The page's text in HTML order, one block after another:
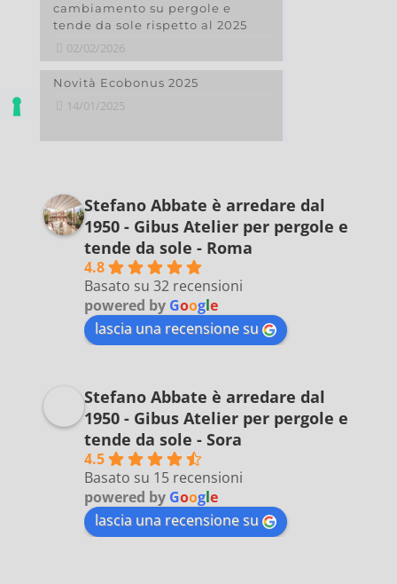
cambiamento su pergole e
tende da sole rispetto al 2025
02/02/2026
Novità Ecobonus 2025
14/01/2025
Stefano Abbate è arredare dal
1950 - Gibus Atelier per pergole e
tende da sole - Roma
4.8
Basato su 32 recensioni
powered by Google
lascia una recensione su
Stefano Abbate è arredare dal
1950 - Gibus Atelier per pergole e
tende da sole - Sora
4.5
Basato su 15 recensioni
powered by Google
lascia una recensione su